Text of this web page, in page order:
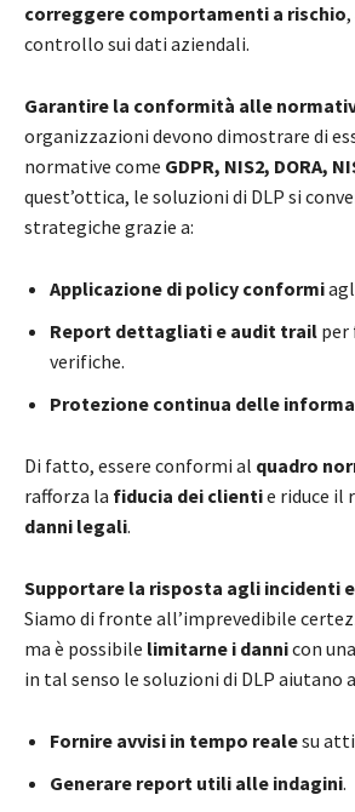
correggere comportamenti a rischio
controllo sui dati aziendali.
Garantire la conformità alle
organizzazioni devono dimostrare di
normative come GDPR, NIS2, DORA,
quest’ottica, le soluzioni di DLP si
strategiche grazie a:
Applicazione di policy conformi
Report dettagliati e audit trail per
verifiche.
Protezione continua delle
Di fatto, essere conformi al quadro
rafforza la fiducia dei clientie riduce il
danni legali.
Supportare la risposta agli incidenti
Siamo di fronte all’imprevedibile
ma è possibile limitarne i dannicon
in tal senso le soluzioni di DLP aiutano
Fornire avvisi in tempo realesu
Generare report utili alle indagini.